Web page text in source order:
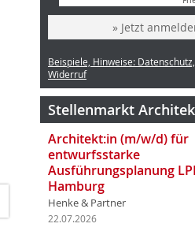
» Jetzt
Beispiele, Hinweise: Datenschutz,
Widerruf
Stellenmarkt
Architekt:in (m/w/d) für
entwurfsstarke
Ausführungsplanung
Hamburg
Henke & Partner
22.07.2026